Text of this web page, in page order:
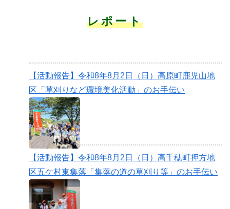
レポート
【活動報告】令和8年8月2日（日）高原町鹿児山地
区「草刈りなど環境美化活動」のお手伝い
【活動報告】令和8年8月2日（日）高千穂町押方地
区五ケ村東集落「集落の道の草刈り等」のお手伝い